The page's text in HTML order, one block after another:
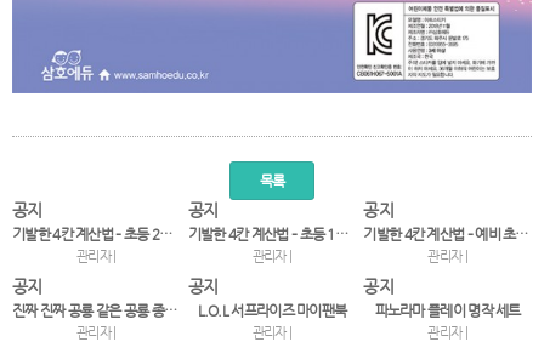
목록
공지
기발한 4칸 계산법 – 초등 2~3학년
관리자 |
공지
기발한 4칸 계산법 – 초등 1~2학년
관리자 |
공지
기발한 4칸 계산법 – 예비 초등~1학년
관리자 |
공지
진짜 진짜 공룡 같은 공룡 종이접기
관리자 |
공지
L.O.L 서프라이즈 마이팬북
관리자 |
공지
파노라마 플레이 명작 세트
관리자 |